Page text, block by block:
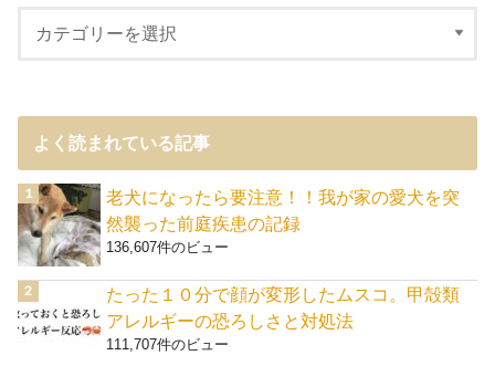
よく読まれている記事
老犬になったら要注意！！我が家の愛犬を突
然襲った前庭疾患の記録
136,607件のビュー
たった１０分で顔が変形したムスコ。甲殻類
アレルギーの恐ろしさと対処法
111,707件のビュー